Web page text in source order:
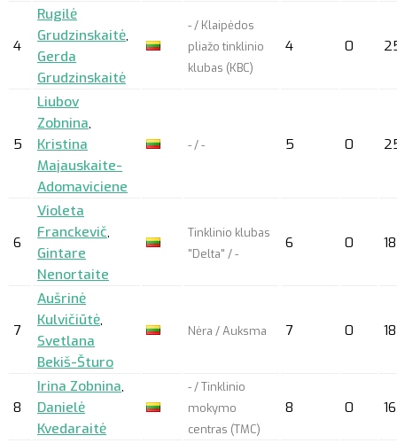
4
Rugilė
Grudzinskaitė,
Gerda
Grudzinskaitė
- / Klaipėdos
pliažo tinklinio
klubas (KBC)
4 0
5
Liubov
Zobnina,
Kristina
Majauskaite-
Adomaviciene
- / - 5 0
6
Violeta
Franckevič,
Gintare
Nenortaite
Tinklinio klubas
"Delta" / -
6 0 18
7
Aušrinė
Kulvičiūtė,
Svetlana
Bekiš-Šturo
Nėra / Auksma 7 0 18
8
Irina Zobnina,
Danielė
Kvedaraitė
- / Tinklinio
mokymo
centras (TMC)
8 0 16